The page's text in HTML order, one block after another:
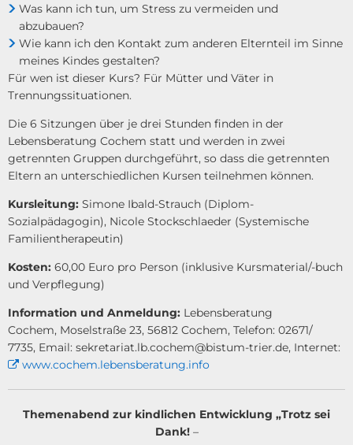
Was kann ich tun, um Stress zu vermeiden und
abzubauen?
Wie kann ich den Kontakt zum anderen Elternteil im Sinne
meines Kindes gestalten?
Für wen ist dieser Kurs? Für Mütter und Väter in
Trennungssituationen.
Die 6 Sitzungen über je drei Stunden finden in der
Lebensberatung Cochem statt und werden in zwei
getrennten Gruppen durchgeführt, so dass die getrennten
Eltern an unterschiedlichen Kursen teilnehmen können.
Kursleitung: Simone Ibald-Strauch (Diplom-
Sozialpädagogin), Nicole Stockschlaeder (Systemische
Familientherapeutin)
Kosten: 60,00 Euro pro Person (inklusive Kursmaterial/-buch
und Verpflegung)
Information und Anmeldung: Lebensberatung
Cochem, Moselstraße 23, 56812 Cochem, Telefon: 02671/
7735, Email: sekretariat.lb.cochem@bistum-trier.de, Internet:
www.cochem.lebensberatung.info
Themenabend zur kindlichen Entwicklung „Trotz sei
Dank! –